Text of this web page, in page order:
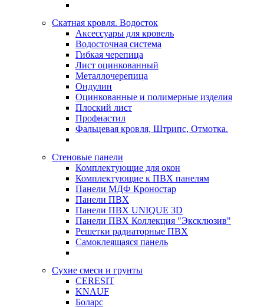
Скатная кровля. Водосток
Аксессуары для кровель
Водосточная система
Гибкая черепица
Лист оцинкованный
Металлочерепица
Ондулин
Оцинкованные и полимерные изделия
Плоский лист
Профнастил
Фальцевая кровля, Штрипс, Отмотка.
Стеновые панели
Комплектующие для окон
Комплектующие к ПВХ панелям
Панели МДФ Кроностар
Панели ПВХ
Панели ПВХ UNIQUE 3D
Панели ПВХ Коллекция "Эксклюзив"
Решетки радиаторные ПВХ
Самоклеящаяся панель
Сухие смеси и грунты
CERESIT
KNAUF
Боларс